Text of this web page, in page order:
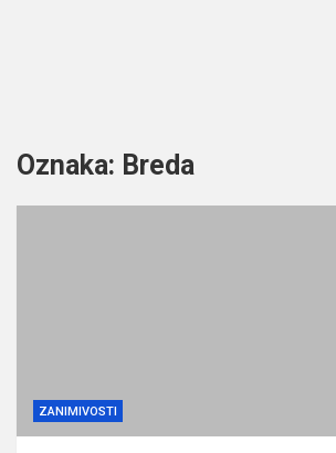
Oznaka: Breda
ZANIMIVOSTI